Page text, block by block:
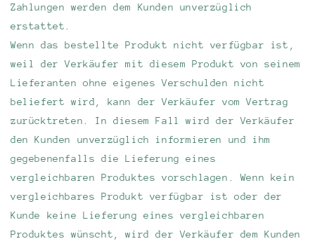
Zahlungen werden dem Kunden unverzüglich
erstattet.
Wenn das bestellte Produkt nicht verfügbar ist,
weil der Verkäufer mit diesem Produkt von seinem
Lieferanten ohne eigenes Verschulden nicht
beliefert wird, kann der Verkäufer vom Vertrag
zurücktreten. In diesem Fall wird der Verkäufer
den Kunden unverzüglich informieren und ihm
gegebenenfalls die Lieferung eines
vergleichbaren Produktes vorschlagen. Wenn kein
vergleichbares Produkt verfügbar ist oder der
Kunde keine Lieferung eines vergleichbaren
Produktes wünscht, wird der Verkäufer dem Kunden